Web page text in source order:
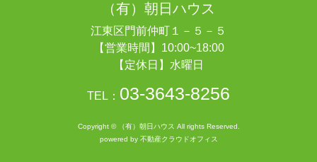
（有）朝日ハウス
江東区門前仲町１－５－５
【営業時間】10:00~18:00
【定休日】水曜日
TEL： 03-3643-8256
Copyright © （有）朝日ハウス All rights Reserved.
powered by 不動産クラウドオフィス